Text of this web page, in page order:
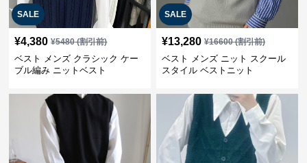
SALE
¥4,380 ¥5480(割引前)
ベスト メンズ クラシック ケー
ブル編み ニットベスト
SALE
¥13,280 ¥16600(割引前)
ベスト メンズ ニット スクール
スタイル ベストニット